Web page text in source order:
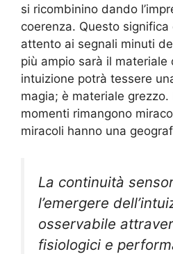
si ricombinino dando
coerenza. Questo
attento ai segnali minuti
più ampio sarà il materiale
intuizione potrà tessere
magia; è materiale
momenti rimangono
miracoli hanno una
La continuità
l’emergere
osservabile
fisiologici e